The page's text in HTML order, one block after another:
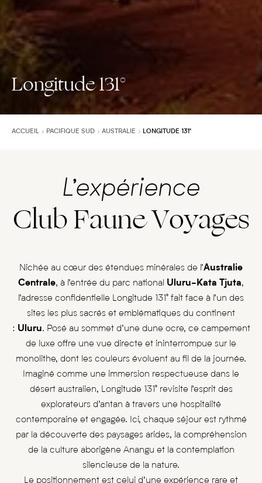
Longitude 131°
ACCUEIL PACIFIQUE SUD AUSTRALIE LONGITUDE 131°
L’expérience
Club Faune Voyages
Nichée au cœur des étendues minérales de l’Australie
Centrale, à l’entrée du parc national Uluru-Kata Tjuta,
l’adresse confidentielle Longitude 131° fait face à l’un des
sites les plus sacrés et emblématiques du continent
: Uluru. Posé au sommet d’une dune ocre, ce campement
de luxe offre une vue directe et ininterrompue sur le
monolithe, dont les couleurs évoluent au fil de la journée.
Imaginé comme une immersion respectueuse dans le
désert australien, Longitude 131° revisite l’esprit des
explorateurs d’antan à travers une hospitalité
contemporaine et engagée. Ici, chaque séjour est rythmé
par la découverte des paysages arides, la compréhension
de la culture aborigène Anangu et la contemplation
silencieuse de la nature.
Le positionnement est celui d’une expérience rare et